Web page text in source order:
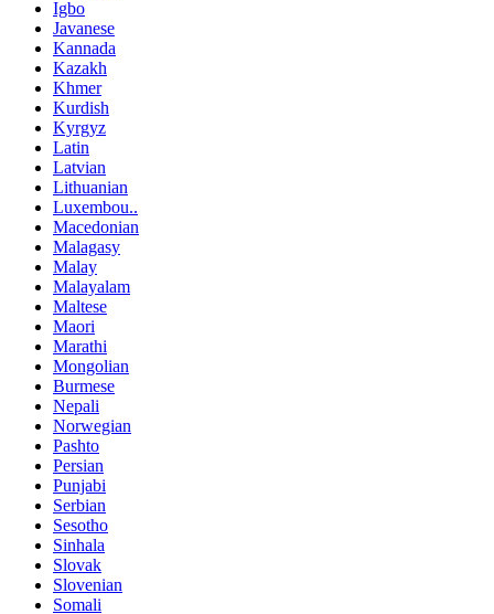
Igbo
Javanese
Kannada
Kazakh
Khmer
Kurdish
Kyrgyz
Latin
Latvian
Lithuanian
Luxembou..
Macedonian
Malagasy
Malay
Malayalam
Maltese
Maori
Marathi
Mongolian
Burmese
Nepali
Norwegian
Pashto
Persian
Punjabi
Serbian
Sesotho
Sinhala
Slovak
Slovenian
Somali